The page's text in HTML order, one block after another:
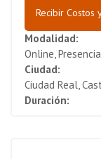
Recibir Costos
Modalidad:
Online,
Ciudad:
Ciudad Real,
Duración: